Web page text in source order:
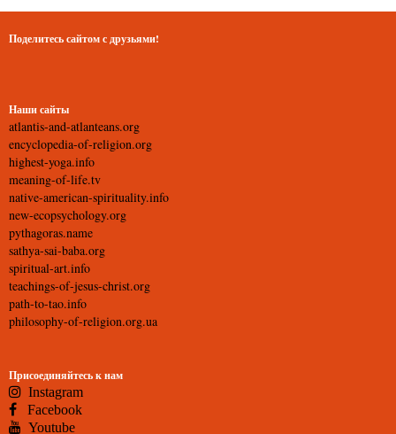
Поделитесь сайтом с друзьями!
Наши сайты
atlantis-and-atlanteans.org
encyclopedia-of-religion.org
highest-yoga.info
meaning-of-life.tv
native-american-spirituality.info
new-ecopsychology.org
pythagoras.name
sathya-sai-baba.org
spiritual-art.info
teachings-of-jesus-christ.org
path-to-tao.info
philosophy-of-religion.org.ua
Присоединяйтесь к нам
Instagram
Facebook
Youtube